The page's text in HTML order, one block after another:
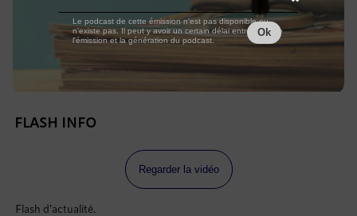
FLASH INFO
Regarder la vidéo
Flash d'actualité.
Le podcast de cette émission n'est pas disponible ou
n'existe pas. Il peut y avoir un certain délai entre la fin de
l'émission et la génération du podcast.
Ok